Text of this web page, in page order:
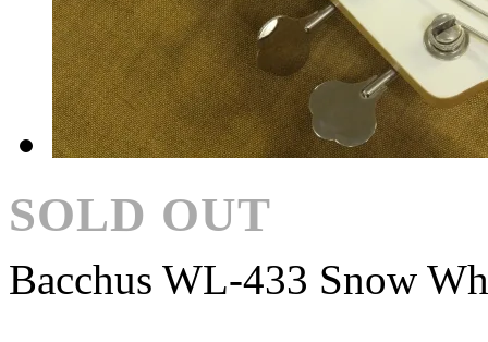
SOLD OUT
Bacchus WL-433 Snow